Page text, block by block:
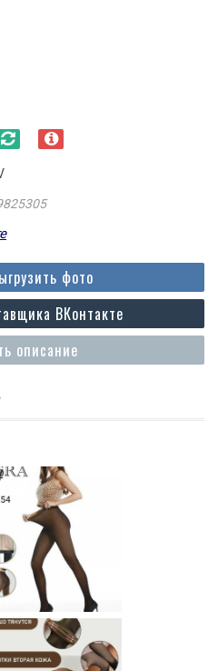
описание
ВКонтакте
фото